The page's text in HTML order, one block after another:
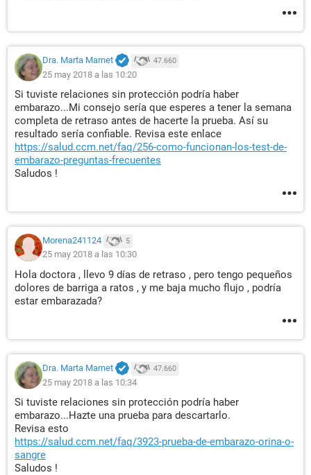
Dra. Marta Marnet 47.660
25 may 2018 a las 10:20
Si tuviste relaciones sin protección podría haber
embarazo...Mi consejo sería que esperes a tener la semana
completa de retraso antes de hacerte la prueba. Así su
resultado sería confiable. Revisa este enlace
https://salud.ccm.net/faq/256-como-funcionan-los-test-de-
embarazo-preguntas-frecuentes
Saludos !
Morena241124 5
25 may 2018 a las 10:30
Hola doctora , llevo 9 días de retraso , pero tengo pequeños
dolores de barriga a ratos , y me baja mucho flujo , podría
estar embarazada?
Dra. Marta Marnet 47.660
25 may 2018 a las 10:34
Si tuviste relaciones sin protección podría haber
embarazo...Hazte una prueba para descartarlo.
Revisa esto
https://salud.ccm.net/faq/3923-prueba-de-embarazo-orina-o-
sangre
Saludos !